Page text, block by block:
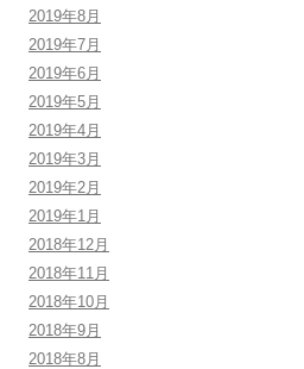
2019年8月
2019年7月
2019年6月
2019年5月
2019年4月
2019年3月
2019年2月
2019年1月
2018年12月
2018年11月
2018年10月
2018年9月
2018年8月